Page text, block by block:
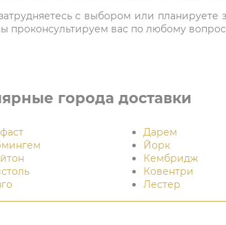
с выбором или планируете
проконсультируем вас по любому
города доставки
Дарем
Йорк
Кембридж
Ковентри
Лестер